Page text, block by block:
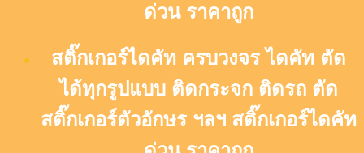
ด่วน ราคาถูก
สติ๊กเกอร์ไดคัท ครบวงจร ไดคัท ตัด
ได้ทุกรูปแบบ ติดกระจก ติดรถ ตัด
สติ๊กเกอร์ตัวอักษร ฯลฯ สติ๊กเกอร์ไดคัท